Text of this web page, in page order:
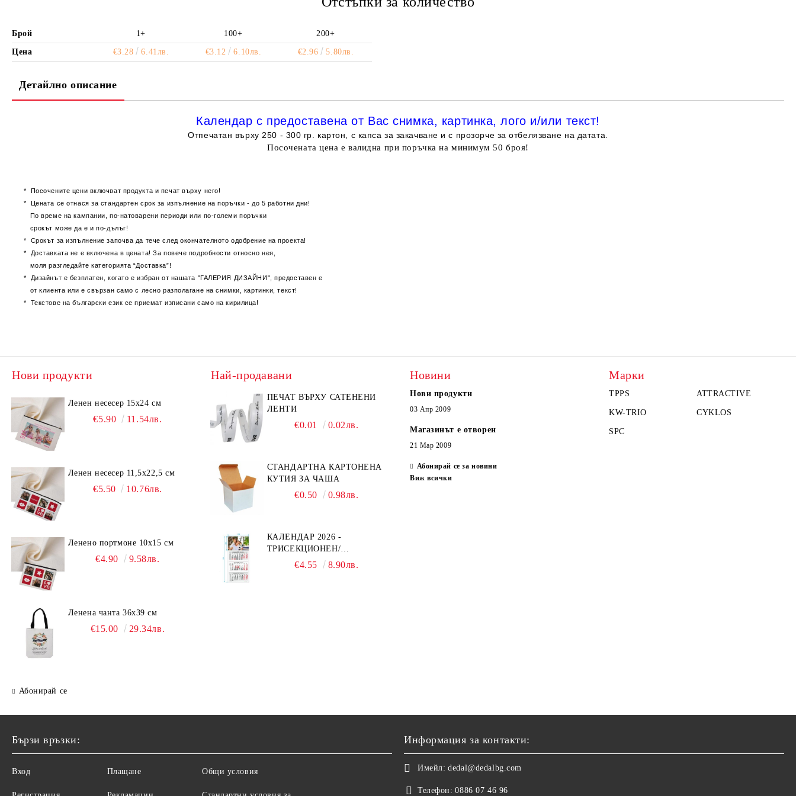
Брой 1+ 100+ 200+
Цена €3.28 6.41лв. €3.12 6.10лв. €2.96 5.80лв.
Детайлно описание
Календар с предоставена от Вас снимка, картинка, лого и/или текст!
Отпечатан върху 250 - 300 гр. картон, с капса за закачване и с прозорче за отбелязване на датата.
Посочената цена е валидна при поръчка на минимум 50 броя!
* Посочените цени включват продукта и печат върху него!
* Цената се отнася за стандартен срок за изпълнение на поръчки - до 5 работни дни!
По време на кампании, по-натоварени периоди или по-големи поръчки
срокът може да е и по-дълъг!
* Срокът за изпълнение започва да тече след окончателното одобрение на проекта!
* Доставката не е включена в цената! За повече подробности относно нея,
моля разгледайте категорията “Доставка”!
* Дизайнът е безплатен, когато е избран от нашата "ГАЛЕРИЯ ДИЗАЙНИ", предоставен е
от клиента или е свързан само с лесно разполагане на снимки, картинки, текст!
* Текстове на български език се приемат изписани само на кирилица!
Нови продукти
Ленен несесер 15х24 см
€5.90 11.54лв.
Ленен несесер 11,5х22,5 см
€5.50 10.76лв.
Ленено портмоне 10х15 см
€4.90 9.58лв.
Ленена чанта 36х39 см
€15.00 29.34лв.
Абонирай се
Най-продавани
ПЕЧАТ ВЪРХУ САТЕНЕНИ
ЛЕНТИ
€0.01 0.02лв.
СТАНДАРТНА КАРТОНЕНА
КУТИЯ ЗА ЧАША
€0.50 0.98лв.
КАЛЕНДАР 2026 -
ТРИСЕКЦИОНЕН/
ЕДНОСЕКЦИОНЕН
€4.55 8.90лв.
Новини
Нови продукти
03 Апр 2009
Магазинът е отворен
21 Мар 2009
Абонирай се за новини
Виж всички
Марки
TPPS ATTRACTIVE
KW-TRIO CYKLOS
SPC
Бързи връзки:
Вход Плащане Общи условия
Информация за контакти:
Имейл: dedal@dedalbg.com
Телефон: 0886 07 46 96